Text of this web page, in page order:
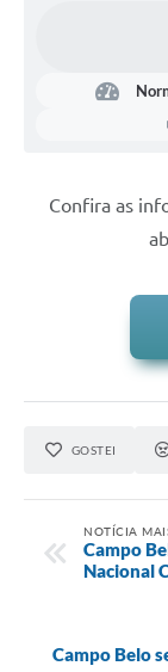
Confira as
GOSTEI
NOTÍCIA
Campo
Nacional
Campo Belo